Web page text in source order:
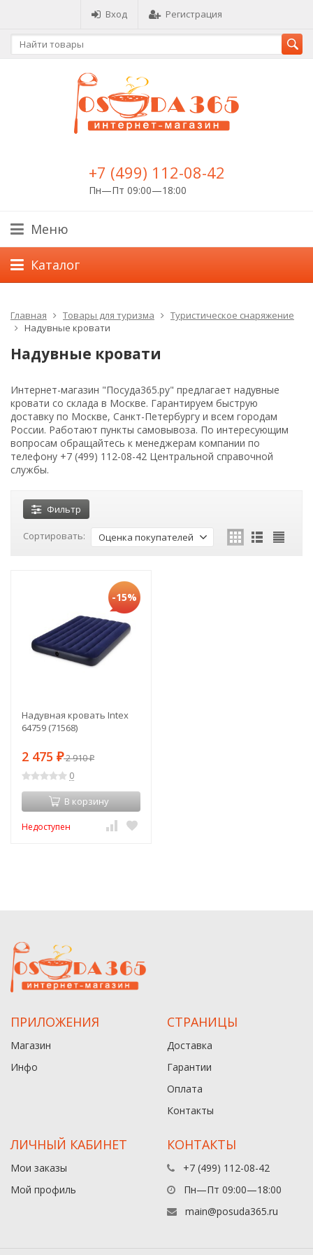
Вход Регистрация
+7 (499) 112-08-42
Пн—Пт 09:00—18:00
Меню
Каталог
Главная Товары для туризма
Туристическое снаряжение
Надувные кровати
Надувные кровати
Интернет-магазин "Посуда365.ру" предлагает надувные
кровати со склада в Москве. Гарантируем быструю
доставку по Москве, Санкт-Петербургу и всем городам
России. Работают пункты самовывоза. По интересующим
вопросам обращайтесь к менеджерам компании по
телефону +7 (499) 112-08-42 Центральной справочной
службы.
Фильтр
Сортировать: Оценка покупателей
-15%
Надувная кровать Intex
64759 (71568)
2 475 ₽2 910₽
0
В корзину
Недоступен
ПРИЛОЖЕНИЯ
Магазин
Инфо
СТРАНИЦЫ
Доставка
Гарантии
Оплата
Контакты
ЛИЧНЫЙ КАБИНЕТ
Мои заказы
Мой профиль
КОНТАКТЫ
+7 (499) 112-08-42
Пн—Пт 09:00—18:00
main@posuda365.ru